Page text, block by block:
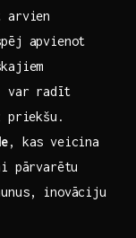
arvien
apvienot
var⁤ radīt
priekšu.
, kas veicina
pārvarētu
inovāciju